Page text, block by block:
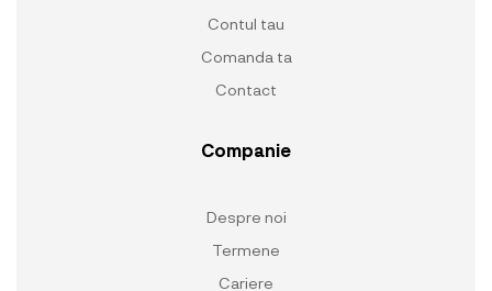
Contul tau
Comanda ta
Contact
Companie
Despre noi
Termene
Cariere